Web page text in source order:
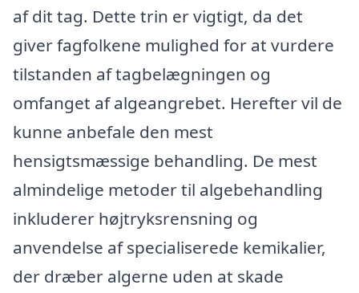
af dit tag. Dette trin er vigtigt, da det
giver fagfolkene mulighed for at vurdere
tilstanden af tagbelægningen og
omfanget af algeangrebet. Herefter vil de
kunne anbefale den mest
hensigtsmæssige behandling. De mest
almindelige metoder til algebehandling
inkluderer højtryksrensning og
anvendelse af specialiserede kemikalier,
der dræber algerne uden at skade